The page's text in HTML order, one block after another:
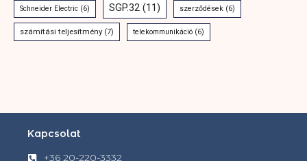
Schneider Electric (6) SGP.32 (11) szerződések (6)
számítási teljesítmény(7) telekommunikáció (6)
Kapcsolat
+36 20-220-3332